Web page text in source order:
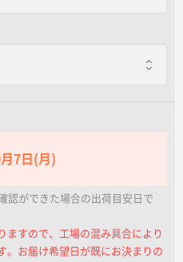
7日(月)
認ができた場合の出荷目安日で
すので、工場の混み具合により
。お届け希望日が既にお決まりの